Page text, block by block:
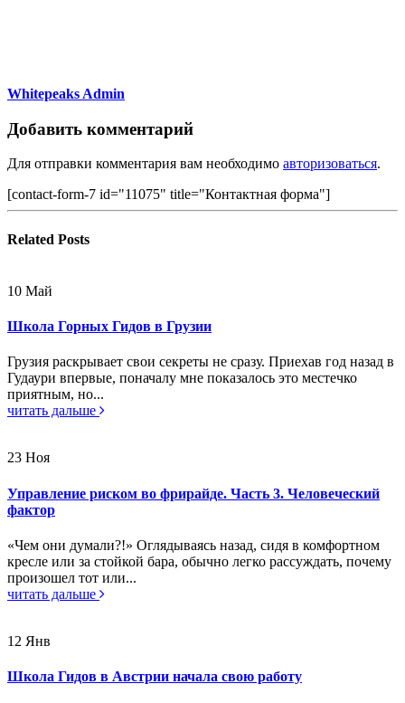
Whitepeaks Admin
Добавить комментарий
Для отправки комментария вам необходимо авторизоваться.
[contact-form-7 id="11075" title="Контактная форма"]
Related Posts
10 Май
Школа Горных Гидов в Грузии
Грузия раскрывает свои секреты не сразу. Приехав год назад в
Гудаури впервые, поначалу мне показалось это местечко
приятным, но...
читать дальше
23 Ноя
Управление риском во фрирайде. Часть 3. Человеческий
фактор
«Чем они думали?!» Оглядываясь назад, сидя в комфортном
кресле или за стойкой бара, обычно легко рассуждать, почему
произошел тот или...
читать дальше
12 Янв
Школа Гидов в Австрии начала свою работу